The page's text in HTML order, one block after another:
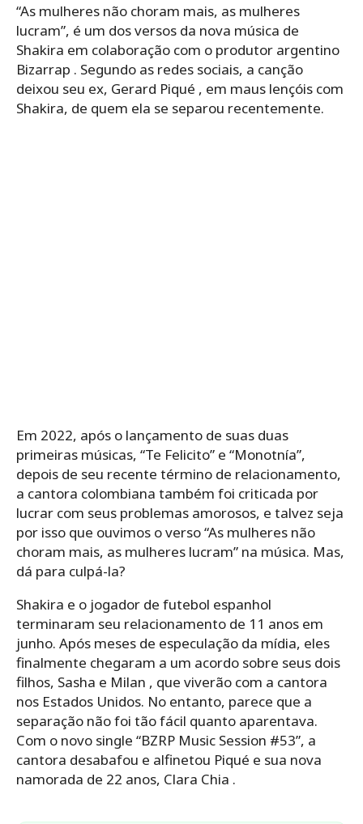
“As mulheres não choram mais, as mulheres
lucram”, é um dos versos da nova música de
Shakira em colaboração com o produtor argentino
Bizarrap . Segundo as redes sociais, a canção
deixou seu ex, Gerard Piqué , em maus lençóis com
Shakira, de quem ela se separou recentemente.
Em 2022, após o lançamento de suas duas
primeiras músicas, “Te Felicito” e “Monotnía”,
depois de seu recente término de relacionamento,
a cantora colombiana também foi criticada por
lucrar com seus problemas amorosos, e talvez seja
por isso que ouvimos o verso “As mulheres não
choram mais, as mulheres lucram” na música. Mas,
dá para culpá-la?
Shakira e o jogador de futebol espanhol
terminaram seu relacionamento de 11 anos em
junho. Após meses de especulação da mídia, eles
finalmente chegaram a um acordo sobre seus dois
filhos, Sasha e Milan , que viverão com a cantora
nos Estados Unidos. No entanto, parece que a
separação não foi tão fácil quanto aparentava.
Com o novo single “BZRP Music Session #53”, a
cantora desabafou e alfinetou Piqué e sua nova
namorada de 22 anos, Clara Chia .